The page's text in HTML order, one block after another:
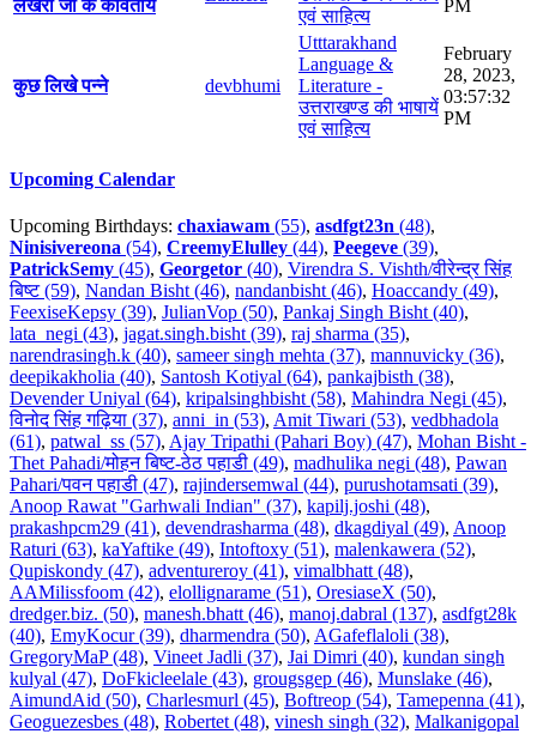
लखेरा जी के कविताये
एवं साहित्य
PM
कुछ लिखे पन्ने devbhumi
Utttarakhand
Language &
Literature -
उत्तराखण्ड की भाषायें
एवं साहित्य
February
28, 2023,
03:57:32
PM
Upcoming Calendar
Upcoming Birthdays: chaxiawam (55), asdfgt23n (48),
Ninisivereona (54), CreemyElulley (44), Peegeve (39),
PatrickSemy (45), Georgetor (40), Virendra S. Vishth/वीरेन्द्र सिंह
बिष्ट (59), Nandan Bisht (46), nandanbisht (46), Hoaccandy (49),
FeexiseKepsy (39), JulianVop (50), Pankaj Singh Bisht (40),
lata_negi (43), jagat.singh.bisht (39), raj sharma (35),
narendrasingh.k (40), sameer singh mehta (37), mannuvicky (36),
deepikakholia (40), Santosh Kotiyal (64), pankajbisth (38),
Devender Uniyal (64), kripalsinghbisht (58), Mahindra Negi (45),
विनोद सिंह गढ़िया (37), anni_in (53), Amit Tiwari (53), vedbhadola
(61), patwal_ss (57), Ajay Tripathi (Pahari Boy) (47), Mohan Bisht -
Thet Pahadi/मोहन बिष्ट-ठेठ पहाडी (49), madhulika negi (48), Pawan
Pahari/पवन पहाडी (47), rajindersemwal (44), purushotamsati (39),
Anoop Rawat "Garhwali Indian" (37), kapilj.joshi (48),
prakashpcm29 (41), devendrasharma (48), dkagdiyal (49), Anoop
Raturi (63), kaYaftike (49), Intoftoxy (51), malenkawera (52),
Qupiskondy (47), adventureroy (41), vimalbhatt (48),
AAMilissfoom (42), elollignarame (51), OresiaseX (50),
dredger.biz. (50), manesh.bhatt (46), manoj.dabral (137), asdfgt28k
(40), EmyKocur (39), dharmendra (50), AGafeflaloli (38),
GregoryMaP (48), Vineet Jadli (37), Jai Dimri (40), kundan singh
kulyal (47), DoFkicleelale (43), grougsgep (46), Munslake (46),
AimundAid (50), Charlesmurl (45), Boftreop (54), Tamepenna (41),
Geoguezesbes (48), Robertet (48), vinesh singh (32), Malkanigopal